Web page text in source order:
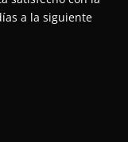
a la siguiente